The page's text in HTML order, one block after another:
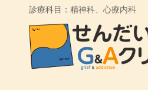
診療科目：精神科、心療内科